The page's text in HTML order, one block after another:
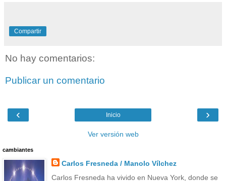
Compartir
No hay comentarios:
Publicar un comentario
‹ ›
Inicio
Ver versión web
cambiantes
Carlos Fresneda / Manolo Vílchez
Carlos Fresneda ha vivido en Nueva York, donde se